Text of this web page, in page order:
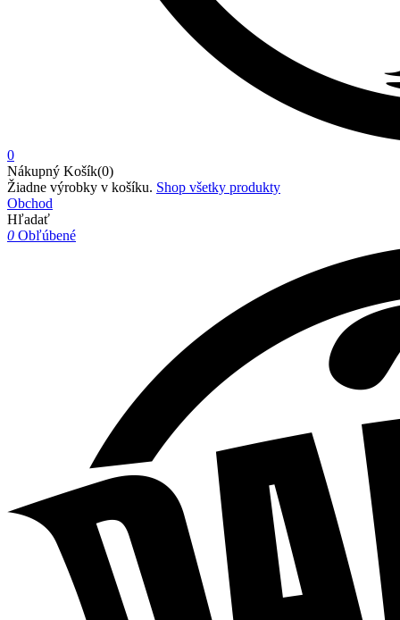
0
Nákupný Košík(0)
Žiadne výrobky v košíku. Shop všetky produkty
Obchod
Hľadať
0 Obľúbené